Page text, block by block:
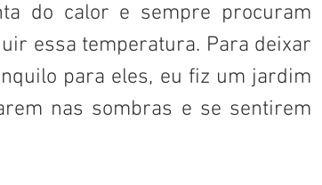
do calor e sempre procuram
essa temperatura. Para deixar
para eles, eu fiz um jardim
nas sombras e se sentirem